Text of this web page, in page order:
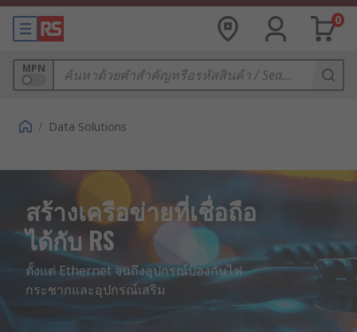
0
MPN
/ Data Solutions
สร้างเครือข่ายที่เชื่อถือ
ได้กับ RS
ตั้งแต่ Ethernet จนถึงอุปกรณ์ป้องกันไฟ
กระชากและอุปกรณ์เสริม